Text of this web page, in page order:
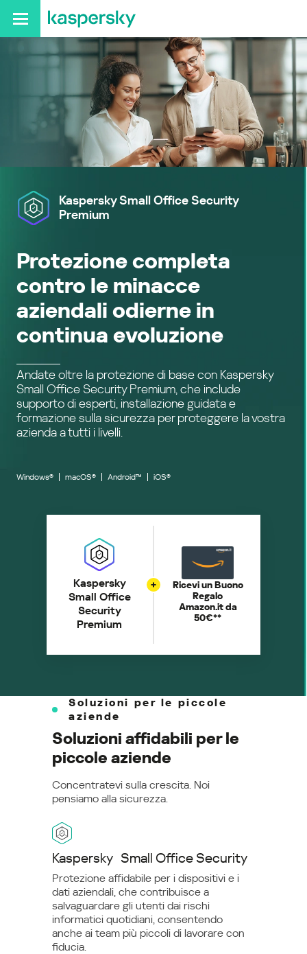
KasperskySmall Office Security
Premium
Protezione completa
contro le minacce
aziendali odierne in
continua evoluzione
Andate oltre la protezione di base con Kaspersky
Small Office Security Premium, che include
supporto di esperti, installazione guidata e
formazione sulla sicurezza per proteggere la vostra
azienda a tutti i livelli.
Windows® macOS® Android™ iOS®
Kaspersky
Small Office
Security
Premium
Ricevi un Buono
Regalo
Amazon.it da
50€**
Soluzioni per le piccole
aziende
Soluzioni affidabili per le
piccole aziende
Concentratevi sulla crescita. Noi
pensiamo alla sicurezza.
Kaspersky Small Office Security
Protezione affidabile per i dispositivi e i
dati aziendali, che contribuisce a
salvaguardare gli utenti dai rischi
informatici quotidiani, consentendo
anche ai team più piccoli di lavorare con
fiducia.